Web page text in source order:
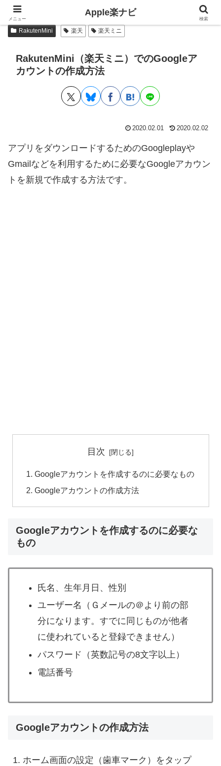
記事内に広告が含まれていることがあります。
RakutenMini 楽天 楽天ミニ
RakutenMini（楽天ミニ）でのGoogleア
カウントの作成方法
2020.02.01 2020.02.02
アプリをダウンロードするためのGoogleplayや
Gmailなどを利用するために必要なGoogleアカウン
トを新規で作成する方法です。
目次
Googleアカウントを作成するのに必要なもの
Googleアカウントの作成方法
Googleアカウントを作成するのに必要な
もの
氏名、生年月日、性別
ユーザー名（Ｇメールの＠より前の部
分になります。すでに同じものが他者
に使われていると登録できません）
パスワード（英数記号の8文字以上）
電話番号
Googleアカウントの作成方法
ホーム画面の設定（歯車マーク）をタップ
メニュー
Apple楽ナビ
検索